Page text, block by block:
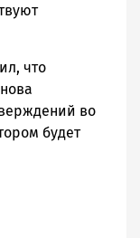
что
во
будет